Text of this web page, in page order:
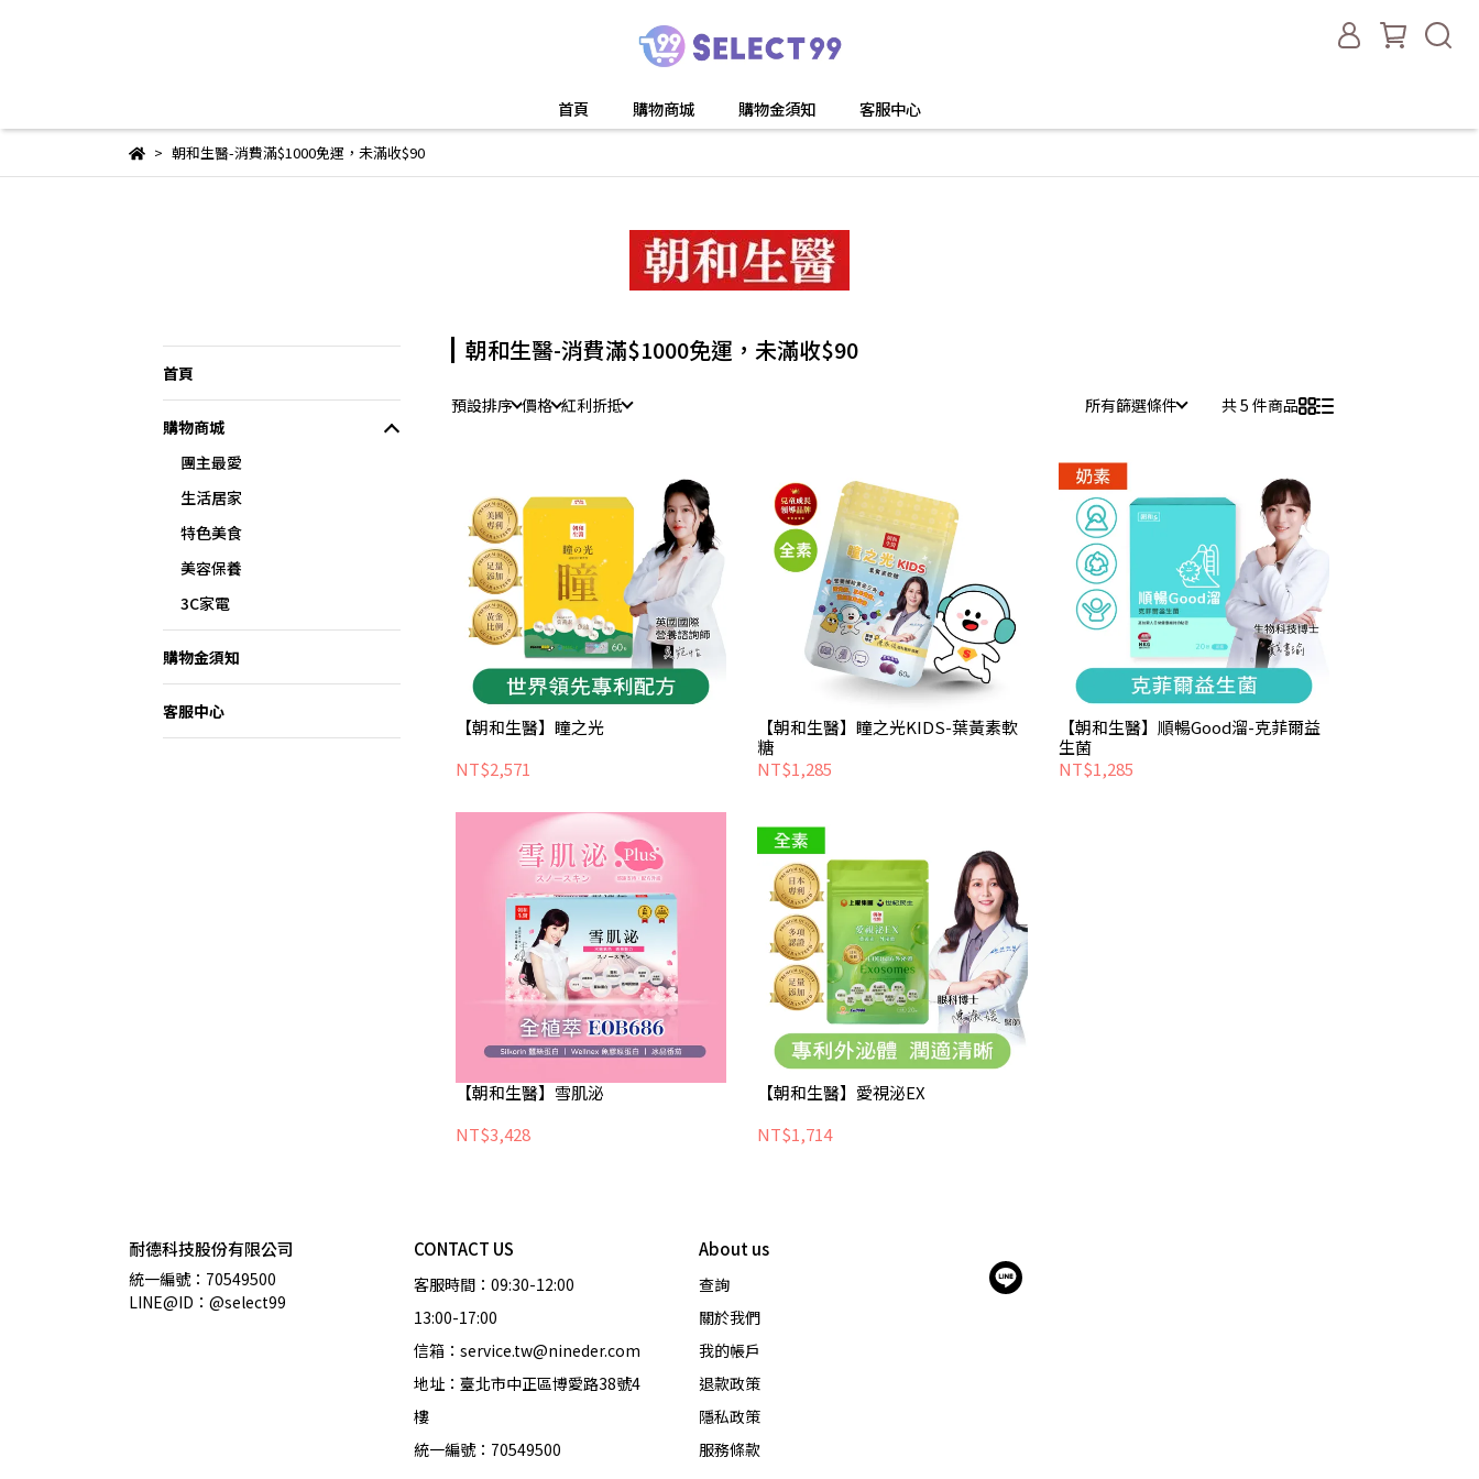
首頁 購物商城 購物金須知 客服中心
朝和生醫-消費滿$1000免運，未滿收$90
首頁
購物商城
團主最愛
生活居家
特色美食
美容保養
3C家電
購物金須知
客服中心
朝和生醫-消費滿$1000免運，未滿收$90
預設排序 價格 紅利折抵 所有篩選條件 共 5 件商品
【朝和生醫】瞳之光
NT$2,571
【朝和生醫】瞳之光KIDS-葉黃素軟
糖
NT$1,285
【朝和生醫】順暢Good溜-克菲爾益
生菌
NT$1,285
【朝和生醫】雪肌泌
NT$3,428
【朝和生醫】愛視泌EX
NT$1,714
耐德科技股份有限公司
統一編號：70549500
LINE@ID：@select99
CONTACT US
客服時間：09:30-12:00
13:00-17:00
信箱：service.tw@nineder.com
地址：臺北市中正區博愛路38號4
樓
統一編號：70549500
About us
查詢
關於我們
我的帳戶
退款政策
隱私政策
服務條款